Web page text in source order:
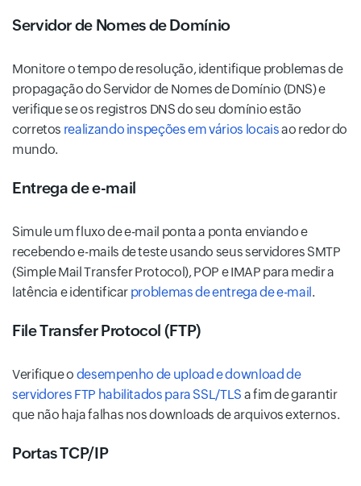
Servidor de Nomes de Domínio
Monitore o tempo de resolução, identifique problemas de
propagação do Servidor de Nomes de Domínio (DNS) e
verifique se os registros DNS do seu domínio estão
corretos realizando inspeções em vários locaisao redor do
mundo.
Entrega de e-mail
Simule um fluxo de e-mail ponta a ponta enviando e
recebendo e-mails de teste usando seus servidores SMTP
(Simple Mail Transfer Protocol), POP e IMAP para medir a
latência e identificar problemas de entrega de e-mail.
File Transfer Protocol (FTP)
Verifique o desempenho de upload e download de
servidores FTP habilitados para SSL/TLS a fim de garantir
que não haja falhas nos downloads de arquivos externos.
Portas TCP/IP